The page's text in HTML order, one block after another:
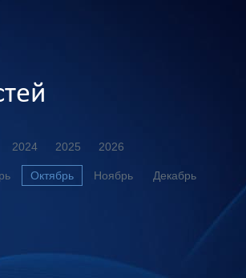
2024 2025 2026
Октябрь Ноябрь Декабрь